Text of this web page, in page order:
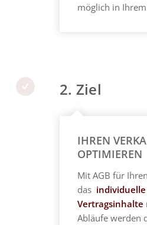
möglich in
2. Ziel
IHREN
OPTIMIEREN
Mit AGB für
das
Vertragsinhalte
Abläufe werden